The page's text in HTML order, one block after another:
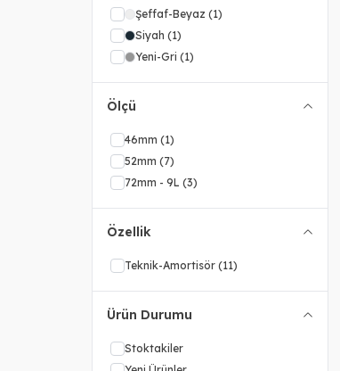
Şeffaf-Beyaz (1)
Siyah (1)
Yeni-Gri (1)
Ölçü
46mm (1)
52mm (7)
72mm - 9L (3)
Özellik
Teknik-Amortisör (11)
Ürün Durumu
Stoktakiler